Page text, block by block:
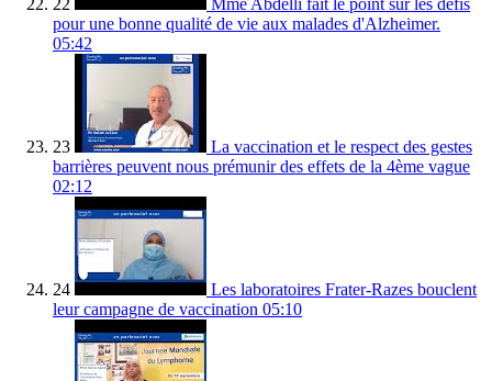
22
Mme Abdelli fait le point sur les défis
pour une bonne qualité de vie aux malades d'Alzheimer.
05:42
23
La vaccination et le respect des gestes
barrières peuvent nous prémunir des effets de la 4ème vague
02:12
24
Les laboratoires Frater-Razes bouclent
leur campagne de vaccination 05:10